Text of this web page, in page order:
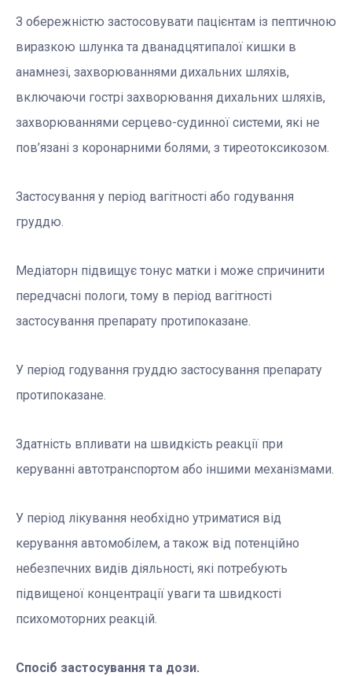
З обережністю застосовувати пацієнтам із пептичною
виразкою шлунка та дванадцятипалої кишки в
анамнезі, захворюваннями дихальних шляхів,
включаючи гострі захворювання дихальних шляхів,
захворюваннями серцево-судинної системи, які не
пов’язані з коронарними болями, з тиреотоксикозом.
Застосування у період вагітності або годування
груддю.
Медіаторн підвищує тонус матки і може спричинити
передчасні пологи, тому в період вагітності
застосування препарату протипоказане.
У період годування груддю застосування препарату
протипоказане.
Здатність впливати на швидкість реакції при
керуванні автотранспортом або іншими механізмами.
У період лікування необхідно утриматися від
керування автомобілем, а також від потенційно
небезпечних видів діяльності, які потребують
підвищеної концентрації уваги та швидкості
психомоторних реакцій.
Спосіб застосування та дози.